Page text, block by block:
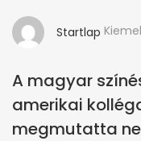
Startlap
A magyar
amerikai
megmutatta